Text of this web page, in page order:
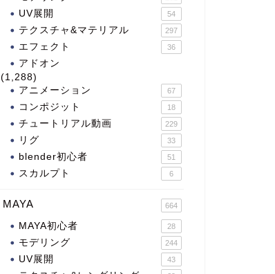
UV展開 54
テクスチャ&マテリアル 297
エフェクト 36
アドオン
(1,288)
アニメーション
67
コンポジット 18
チュートリアル動画 229
リグ 33
blender初心者 51
スカルプト 6
MAYA 664
MAYA初心者 28
モデリング 244
UV展開 43